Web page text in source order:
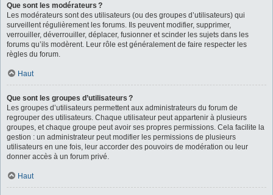
Que sont les modérateurs ?
Les modérateurs sont des utilisateurs (ou des groupes d’utilisateurs) qui
surveillent régulièrement les forums. Ils peuvent modifier, supprimer,
verrouiller, déverrouiller, déplacer, fusionner et scinder les sujets dans les
forums qu’ils modèrent. Leur rôle est généralement de faire respecter les
règles du forum.
Haut
Que sont les groupes d’utilisateurs ?
Les groupes d’utilisateurs permettent aux administrateurs du forum de
regrouper des utilisateurs. Chaque utilisateur peut appartenir à plusieurs
groupes, et chaque groupe peut avoir ses propres permissions. Cela facilite la
gestion : un administrateur peut modifier les permissions de plusieurs
utilisateurs en une fois, leur accorder des pouvoirs de modération ou leur
donner accès à un forum privé.
Haut